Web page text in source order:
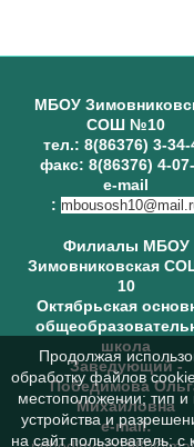
МБОУ
СОШ №10
тел.: 8(86376) 3-34-
факс: 8(86376) 4-
e-mail
:
Филиалы МБОУ
Зимовниковская
10
Октябрьская
школа
Заведующий-
Победимова
Михайловна
e-mail:
Продолжая
обработку файлов
местоположении; тип
устройства и
на сайт пользователь; с